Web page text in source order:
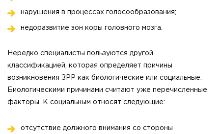
нарушения в процессах голосообразования;
недоразвитие зон коры головного мозга.
Нередко специалисты пользуются другой
классификацией, которая определяет причины
возникновения ЗРР как биологические или социальные.
Биологическими причинами считают уже перечисленные
факторы. К социальным относят следующие:
отсутствие должного внимания со стороны